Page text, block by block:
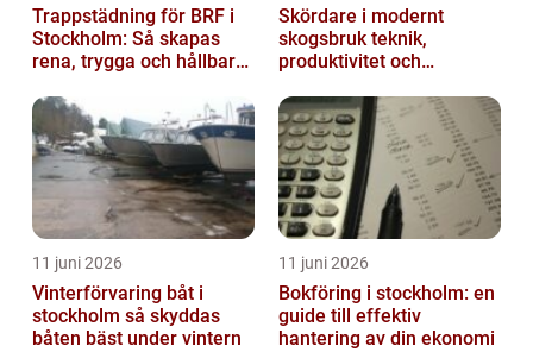
Trappstädning för BRF i
Stockholm: Så skapas
rena, trygga och hållbara
Skördare i modernt
skogsbruk teknik,
produktivitet och
11 juni 2026
Vinterförvaring båt i
stockholm så skyddas
båten bäst under vintern
11 juni 2026
Bokföring i stockholm: en
guide till effektiv
hantering av din ekonomi